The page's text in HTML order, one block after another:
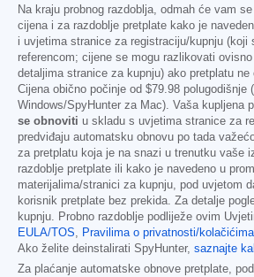
Na kraju probnog razdoblja, odmah će vam
cijena i za razdoblje pretplate kako je
i uvjetima stranice za registraciju/kupnju (koji
referencom; cijene se mogu razlikovati
detaljima stranice za kupnju) ako pretplatu
Cijena obično počinje od $79.98 polugodišnje
Windows/SpyHunter za Mac). Vaša kupljena
se obnoviti u skladu s uvjetima stranice za
predviđaju automatsku obnovu po tada
za pretplatu koja je na snazi u trenutku vaše
razdoblje pretplate ili kako je navedeno u
materijalima/stranici za kupnju, pod uvjetom
korisnik pretplate bez prekida. Za detalje
kupnju. Probno razdoblje podliježe ovim
EULA/TOS, Pravilima o privatnosti/kolačićima
Ako želite deinstalirati SpyHunter, saznajte
Za plaćanje automatske obnove pretplate,